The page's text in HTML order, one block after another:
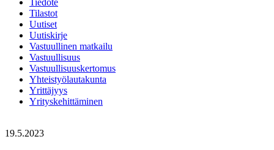
Tilastot
Uutiset
Uutiskirje
Vastuullinen matkailu
Vastuullisuus
Vastuullisuuskertomus
Yhteistyölautakunta
Yrittäjyys
Yrityskehittäminen
19.5.2023